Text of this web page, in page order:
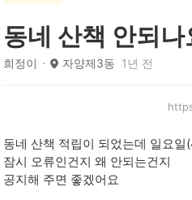
동네 산책 안되
희정이 자양제3동 1년 전
동네 산책 적립이 되었는데 일요일
잠시 오류인건지 왜 안되는건지
공지해 주면 좋겠어요